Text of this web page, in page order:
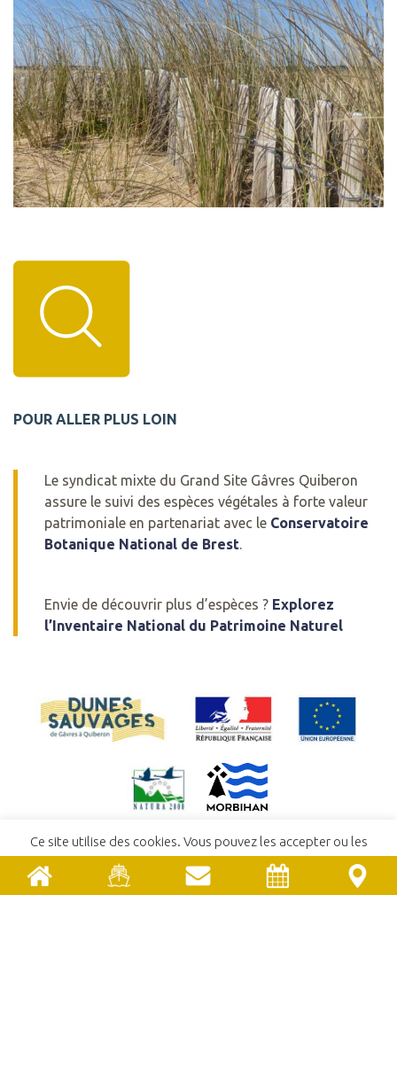
Oyat
En savoir +
POUR ALLER PLUS LOIN
Le syndicat mixte du Grand Site Gâvres Quiberon
assure le suivi des espèces végétales à forte valeur
patrimoniale en partenariat avec le Conservatoire
Botanique National de Brest.
Envie de découvrir plus d’espèces ? Explorez
l’Inventaire National du Patrimoine Naturel
ACCUEIL
Ce site utilise des cookies. Vous pouvez les accepter ou les
ACCEPTER REFUSER En savoir plus